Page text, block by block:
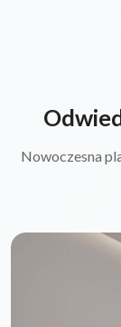
Nowoczesna